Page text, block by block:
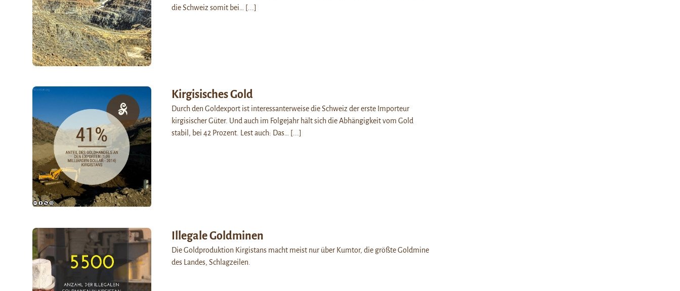
die Schweiz somit bei…
[...]
Kirgisisches Gold
Durch den Goldexport ist interessanterweise die Schweiz der erste Importeur
kirgisischer Güter. Und auch im Folgejahr hält sich die Abhängigkeit vom Gold
stabil, bei 42 Prozent. Lest auch: Das…
[...]
Illegale Goldminen
Die Goldproduktion Kirgistans macht meist nur über Kumtor, die größte Goldmine
des Landes, Schlagzeilen.